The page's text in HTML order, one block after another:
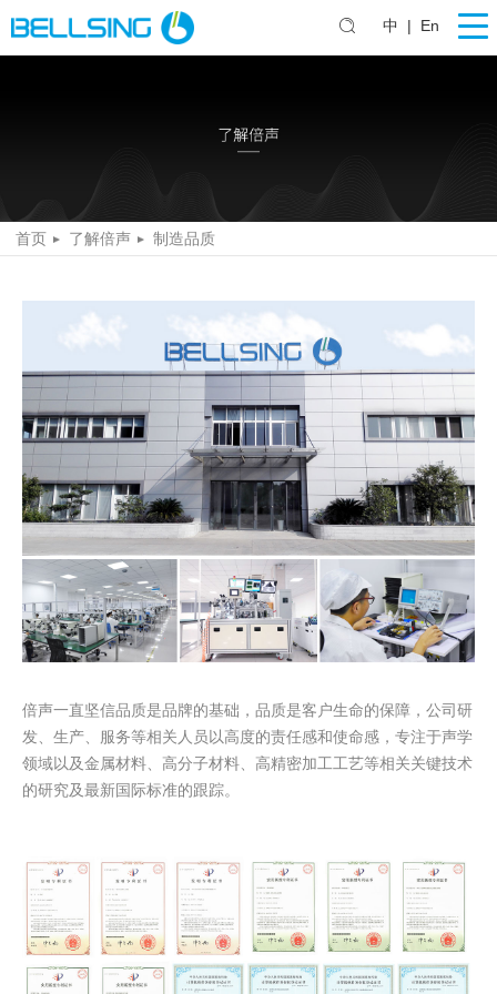
中 | En
首页 了解倍声 制造品质
倍声一直坚信品质是品牌的基础，品质是客户生命的保障，公司研
发、生产、服务等相关人员以高度的责任感和使命感，专注于声学
领域以及金属材料、高分子材料、高精密加工工艺等相关关键技术
的研究及最新国际标准的跟踪。